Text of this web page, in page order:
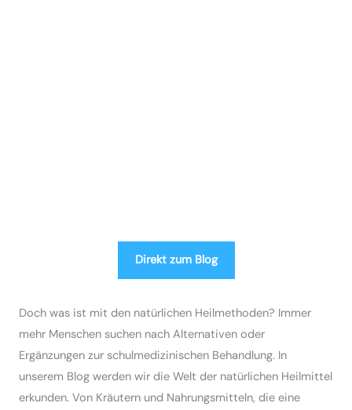
Direkt zum Blog
Doch was ist mit den natürlichen Heilmethoden? Immer
mehr Menschen suchen nach Alternativen oder
Ergänzungen zur schulmedizinischen Behandlung. In
unserem Blog werden wir die Welt der natürlichen Heilmittel
erkunden. Von Kräutern und Nahrungsmitteln, die eine